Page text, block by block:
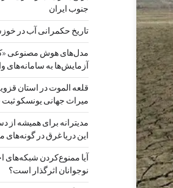
جنوب ایران
تاریخ حکمرانی آب در
مدل‌های هوش مصنوعی
آزمایش‌ها به سامانه‌های
قلعه الموت در استان
میراث جهانی یونسکو
مدیترانه برای همیشه از
این دریا غرق در
آیا ممنوع‌کردن شبکه‌های
نوجوانان اثرگذار است؟